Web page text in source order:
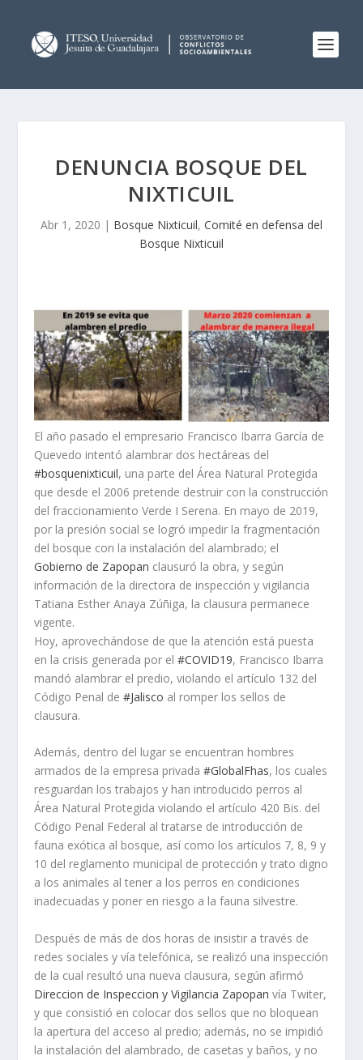
DENUNCIA BOSQUE DEL
NIXTICUIL
Abr 1, 2020 | Bosque Nixticuil, Comité en defensa del
Bosque Nixticuil
El año pasado el empresario Francisco Ibarra García de
Quevedo intentó alambrar dos hectáreas del
#bosquenixticuil, una parte del Área Natural Protegida
que desde el 2006 pretende destruir con la construcción
del fraccionamiento Verde I Serena. En mayo de 2019,
por la presión social se logró impedir la fragmentación
del bosque con la instalación del alambrado; el
Gobierno de Zapopan clausuró la obra, y según
información de la directora de inspección y vigilancia
Tatiana Esther Anaya Zúñiga, la clausura permanece
vigente.
Hoy, aprovechándose de que la atención está puesta
en la crisis generada por el#COVID19, Francisco Ibarra
mandó alambrar el predio, violando el artículo 132 del
Código Penal de#Jalisco al romper los sellos de
clausura.
Además, dentro del lugar se encuentran hombres
armados de la empresa privada#GlobalFhas, los cuales
resguardan los trabajos y han introducido perros al
Área Natural Protegida violando el artículo 420 Bis. del
Código Penal Federal al tratarse de introducción de
fauna exótica al bosque, así como los artículos 7, 8, 9 y
10 del reglamento municipal de protección y trato digno
a los animales al tener a los perros en condiciones
inadecuadas y poner en riesgo a la fauna silvestre.
Después de más de dos horas de insistir a través de
redes sociales y vía telefónica, se realizó una inspección
de la cual resultó una nueva clausura, según afirmó
Direccion de Inspeccion y Vigilancia Zapopan vía Twiter,
y que consistió en colocar dos sellos que no bloquean
la apertura del acceso al predio; además, no se impidió
la instalación del alambrado, de casetas y baños, y no